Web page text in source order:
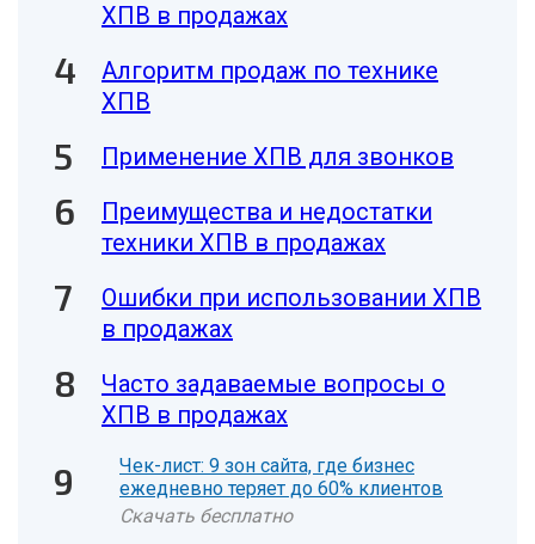
ХПВ в продажах
Алгоритм продаж по технике
ХПВ
Применение ХПВ для звонков
Преимущества и недостатки
техники ХПВ в продажах
Ошибки при использовании ХПВ
в продажах
Часто задаваемые вопросы о
ХПВ в продажах
Чек-лист: 9 зон сайта, где бизнес
ежедневно теряет до 60% клиентов
Скачать бесплатно